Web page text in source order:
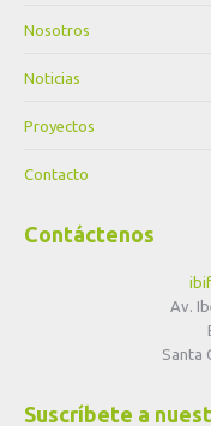
Nosotros
Noticias
Proyectos
Contacto
Contáctenos
Av.
Santa
Suscríbete a